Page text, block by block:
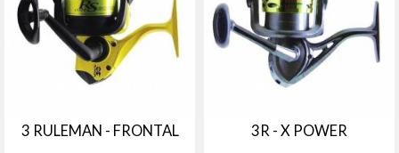
3 RULEMAN - FRONTAL 3R - X POWER